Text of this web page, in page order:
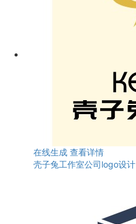
在线生成 查看详情
壳子兔工作室公司logo设计